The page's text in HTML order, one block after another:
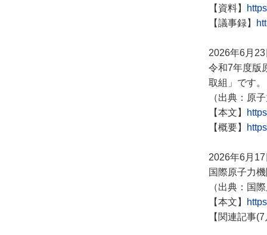
【資料】
【議事録】
2026年6月23
令和7年度版
取組」です。
（出典：原
【本文】
【概要】
2026年6月17
国際原子力
（出典：国
【本文】
【関連記事